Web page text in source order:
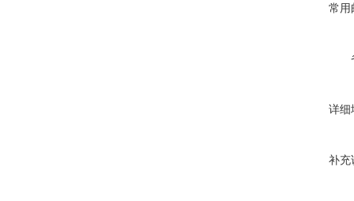
常用
详细
补充